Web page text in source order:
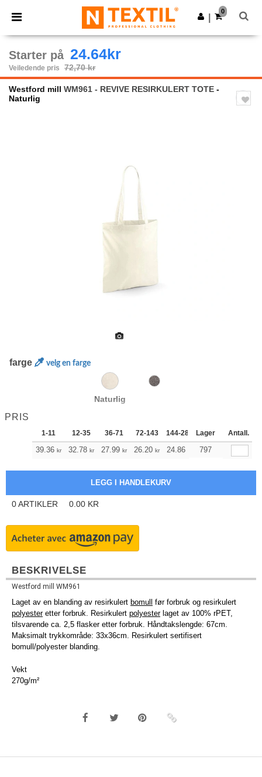
× Ntextil-app
Bedre priser i appen!
Last ned app
0
Starter på 24.64kr
Veiledende pris 72,70 kr
Westford mill WM961 - REVIVE RESIRKULERT TOTE -
Naturlig
farge velg en farge
Naturlig
PRIS
1-11 12-35 36-71 72-143 144-287 288 + Mer
Lager Antall.
39.36 kr 32.78 kr 27.99 kr 26.20 kr 24.86 24.64
797
0ARTIKLER 0.00 KR
BESKRIVELSE
Westford mill WM961
Laget av en blanding av resirkulert bomull
før forbruk og resirkulert
polyesteretter forbruk. Resirkulert polyesterlaget av 100% rPET,
tilsvarende ca. 2,5 flasker etter forbruk. Håndtakslengde: 67cm.
Maksimalt trykkområde: 33x36cm. Resirkulert sertifisert
bomull/polyester blanding.
Vekt
270g/m²